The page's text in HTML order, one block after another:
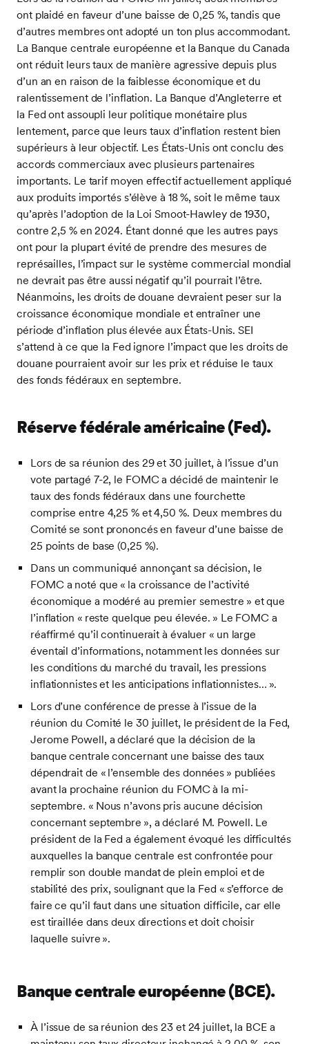
ont plaidé en faveur d’une baisse de 0,25 %, tandis que
d’autres membres ont adopté un ton plus accommodant.
La Banque centrale européenne et la Banque du Canada
ont réduit leurs taux de manière agressive depuis plus
d’un an en raison de la faiblesse économique et du
ralentissement de l’inflation. La Banque d’Angleterre et
la Fed ont assoupli leur politique monétaire plus
lentement, parce que leurs taux d’inflation restent bien
supérieurs à leur objectif. Les États-Unis ont conclu des
accords commerciaux avec plusieurs partenaires
importants. Le tarif moyen effectif actuellement appliqué
aux produits importés s’élève à 18 %, soit le même taux
qu’après l’adoption de la Loi Smoot-Hawley de 1930,
contre 2,5 % en 2024. Étant donné que les autres pays
ont pour la plupart évité de prendre des mesures de
représailles, l’impact sur le système commercial mondial
ne devrait pas être aussi négatif qu’il pourrait l’être.
Néanmoins, les droits de douane devraient peser sur la
croissance économique mondiale et entraîner une
période d’inflation plus élevée aux États-Unis. SEI
s’attend à ce que la Fed ignore l’impact que les droits de
douane pourraient avoir sur les prix et réduise le taux
des fonds fédéraux en septembre.
Réserve fédérale américaine (Fed).
Lors de sa réunion des 29 et 30 juillet, à l’issue d’un
vote partagé 7-2, le FOMC a décidé de maintenir le
taux des fonds fédéraux dans une fourchette
comprise entre 4,25 % et 4,50 %. Deux membres du
Comité se sont prononcés en faveur d’une baisse de
25 points de base (0,25 %).
Dans un communiqué annonçant sa décision, le
FOMC a noté que « la croissance de l’activité
économique a modéré au premier semestre » et que
l’inflation « reste quelque peu élevée. » Le FOMC a
réaffirmé qu’il continuerait à évaluer « un large
éventail d’informations, notamment les données sur
les conditions du marché du travail, les pressions
inflationnistes et les anticipations inflationnistes… ».
Lors d’une conférence de presse à l’issue de la
réunion du Comité le 30 juillet, le président de la Fed,
Jerome Powell, a déclaré que la décision de la
banque centrale concernant une baisse des taux
dépendrait de « l’ensemble des données » publiées
avant la prochaine réunion du FOMC à la mi-
septembre. « Nous n’avons pris aucune décision
concernant septembre », a déclaré M. Powell. Le
président de la Fed a également évoqué les difficultés
auxquelles la banque centrale est confrontée pour
remplir son double mandat de plein emploi et de
stabilité des prix, soulignant que la Fed « s’efforce de
faire ce qu’il faut dans une situation difficile, car elle
est tiraillée dans deux directions et doit choisir
laquelle suivre ».
Banque centrale européenne (BCE).
À l’issue de sa réunion des 23 et 24 juillet, la BCE a